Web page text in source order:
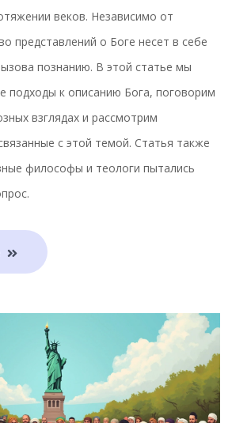
веков. Независимо от
представлений о Боге несет в себе
познанию. В этой статье мы
подходы к описанию Бога, поговорим
взглядах и рассмотрим
с этой темой. Статья также
философы и теологи пытались